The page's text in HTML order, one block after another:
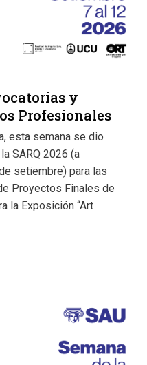
y
Profesionales
esta semana se dio
SARQ 2026 (a
setiembre) para las
Proyectos Finales de
la Exposición “Art